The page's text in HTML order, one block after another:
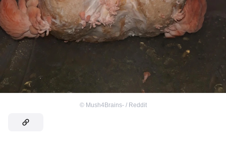
© Mush4Brains- / Reddit